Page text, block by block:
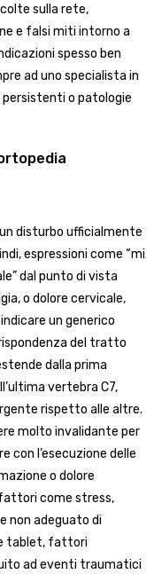
sulla rete,
e falsi miti intorno a
spesso ben
ad uno specialista in
persistenti o patologie
disturbo ufficialmente
espressioni come “mi
dal punto di vista
o dolore cervicale,
un generico
del tratto
dalla prima
vertebra C7,
rispetto alle altre.
molto invalidante per
con l’esecuzione delle
o dolore
come stress,
non adeguato di
tablet, fattori
ad eventi traumatici